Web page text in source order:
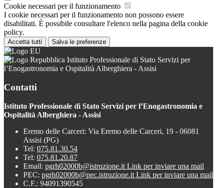
Cookie necessari per il funzionamento
I cookie necessari per il funzionamento non possono essere
disabilitati. È possibile consultare l'elenco nella pagina della cookie
policy.
Accetta tutti Salva le preferenze
Istituto Professionale di Stato Servizi per
l’Enogastronomia e Ospitalità Alberghiera - Assisi
Contatti
Istituto Professionale di Stato Servizi per l’Enogastronomia e
Ospitalità Alberghiera - Assisi
Eremo delle Carceri: Via Eremo delle Carceri, 19 - 06081
Assisi (PG)
Tel: 075.81.30.54
Tel: 075.81.20.87
Email: pgrh02000b@istruzione.it Link per inviare una mail
PEC: pgrh02000b@pec.istruzione.it Link per inviare una mail
C.F.: 94091390545